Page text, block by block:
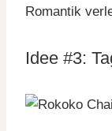
Romantik
Idee #3: